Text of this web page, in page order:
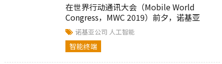
在世界行动通讯大会（Mobile World
Congress，MWC 2019）前夕，诺基亚
（Nokia）推出认知协作中心网络，这些数
据科学中心将进一步促进诺基亚、营运商
以及企业之间的合作，以开发创新的人工
诺基亚公司 人工智能
智能终端